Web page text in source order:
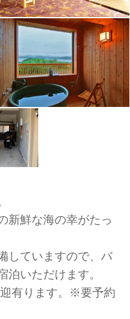
新鮮な海の幸がたっ
していますので、バ
泊いただけます。
有ります。※要予約